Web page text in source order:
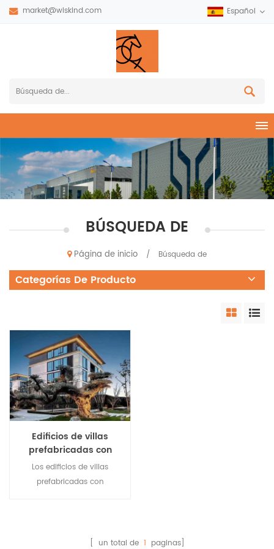
market@wiskind.com Español
BÚSQUEDA DE
Página de inicio / Búsqueda de
Categorías De Producto
Edificios de villas
prefabricadas con
estructura de acero en
venta
Los edificios de villas
prefabricadas con
viento, y tienen una[ un total de 1 paginas]